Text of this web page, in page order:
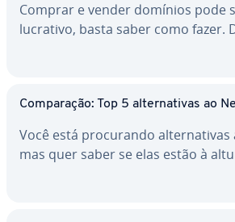
Comprar e vender domínios pode
lucrativo, basta saber como fazer.
Com­pa­ra­ção: Top 5 al­ter­na­ti­vas ao
Você está pro­cu­rando al­ter­na­ti­vas
mas quer saber se elas estão à